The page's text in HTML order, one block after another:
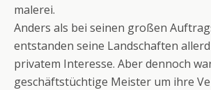
malerei.
Anders als bei seinen großen
entstanden seine Landschaften
privatem Interesse. Aber dennoch
geschäftstüchtige Meister um ihre